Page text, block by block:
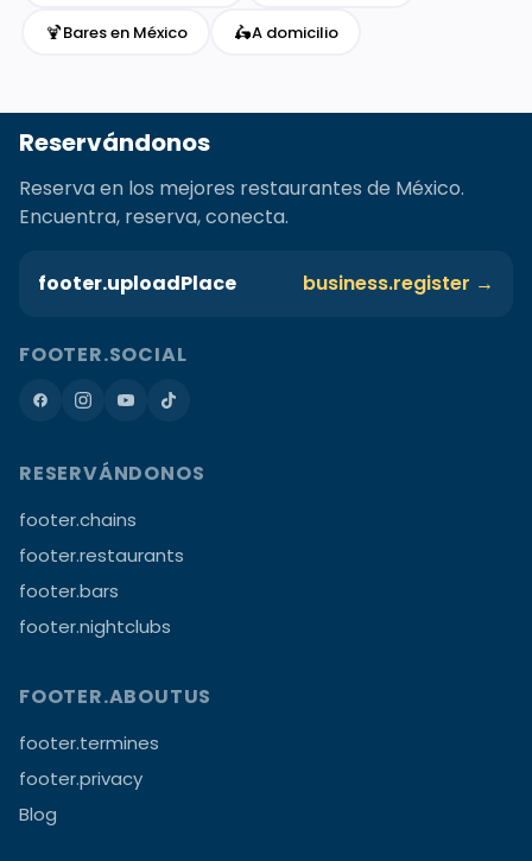
🍹Bares en México 🛵A domicilio
Reservándonos
Reserva en los mejores restaurantes de México.
Encuentra, reserva, conecta.
footer.uploadPlace business.register →
FOOTER.SOCIAL
RESERVÁNDONOS
footer.chains
footer.restaurants
footer.bars
footer.nightclubs
FOOTER.ABOUTUS
footer.termines
footer.privacy
Blog